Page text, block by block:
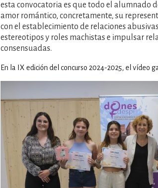
esta convocatoria es que todo el alumnado
amor romántico, concretamente, su
con el establecimiento de relaciones
estereotipos y roles machistas e impulsar
consensuadas.
En la IX edición del concurso 2024-2025, el vídeo